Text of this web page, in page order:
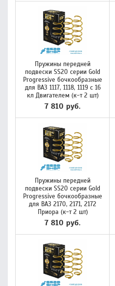
Пружины передней
подвески SS20 серии Gold
Progressive бочкообразные
для ВАЗ 1117, 1118, 1119 с 16
кл Двигателем (к-т 2 шт)
7 810 руб.
Пружины передней
подвески SS20 серии Gold
Progressive бочкообразные
для ВАЗ 2170, 2171, 2172
Приора (к-т 2 шт)
7 810 руб.